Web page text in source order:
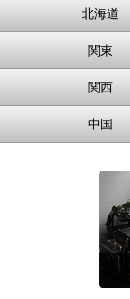
北海道
関東
関西
中国